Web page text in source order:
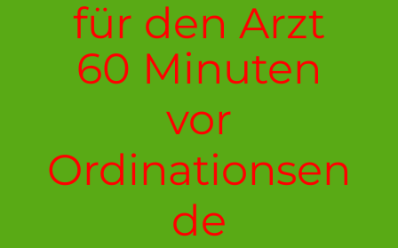
für den Arzt
60 Minuten
vor
Ordinationsen
de